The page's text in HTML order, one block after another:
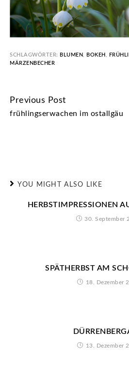
SCHLAGWÖRTER: BLUMEN, BOKEH,
MÄRZENBECHER
CONTINUE
READING
Previous Post
frühlingserwachen im ostallgäu
YOU MIGHT ALSO LIKE
HERBSTIMPRESSIONEN
30. September
SPÄTHERBST AM
18. Dezember
13. Dezember